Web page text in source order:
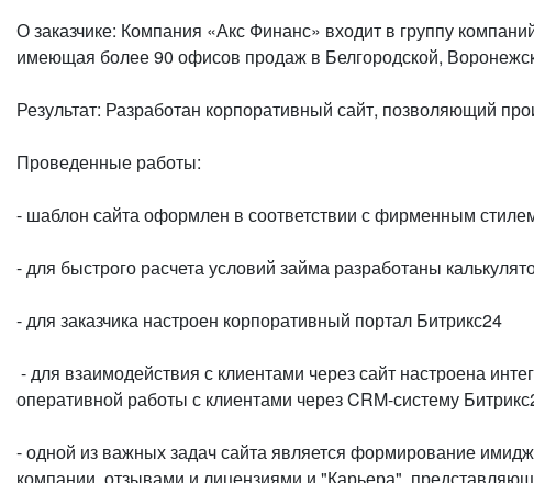
О заказчике: Компания «Акс Финанс» входит в группу
имеющая более 90 офисов продаж в Белгородской,
Результат: Разработан корпоративный сайт, позволяющий
Проведенные работы:
- шаблон сайта оформлен в соответствии с фирменным
- для быстрого расчета условий займа разработаны
- для заказчика настроен корпоративный портал Битрикс24
- для взаимодействия с клиентами через сайт настроена
оперативной работы с клиентами через CRM-систему
- одной из важных задач сайта является формирование